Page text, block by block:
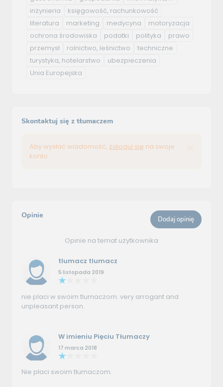
inżynieria
księgowość, rachunkowość
literatura
marketing medycyna
motoryzacja
ochrona środowiska
podatki polityka
prawo
przemysł
rolnictwo, leśnictwo
techniczne
turystyka, hotelarstwo
ubezpieczenia
Unia Europejska
Skontaktuj się z tłumaczem
Aby wysłać wiadomość, zaloguj się na swoje
konto.
Opinie Dodaj opinię
Opinie na temat użytkownika
tlumacz tlumacz
5 listopada 2019
nie placi w swoim tlumaczom. very arrogant and
unpleasant person.
W imieniu Pięciu Tłumaczy
17 marca 2018
Nie płaci swoim tłumaczom.